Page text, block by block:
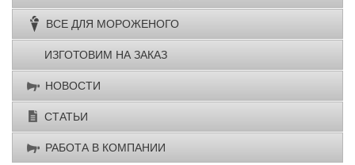
ВСЕ ДЛЯ МОРОЖЕНОГО
ИЗГОТОВИМ НА ЗАКАЗ
НОВОСТИ
СТАТЬИ
РАБОТА В КОМПАНИИ